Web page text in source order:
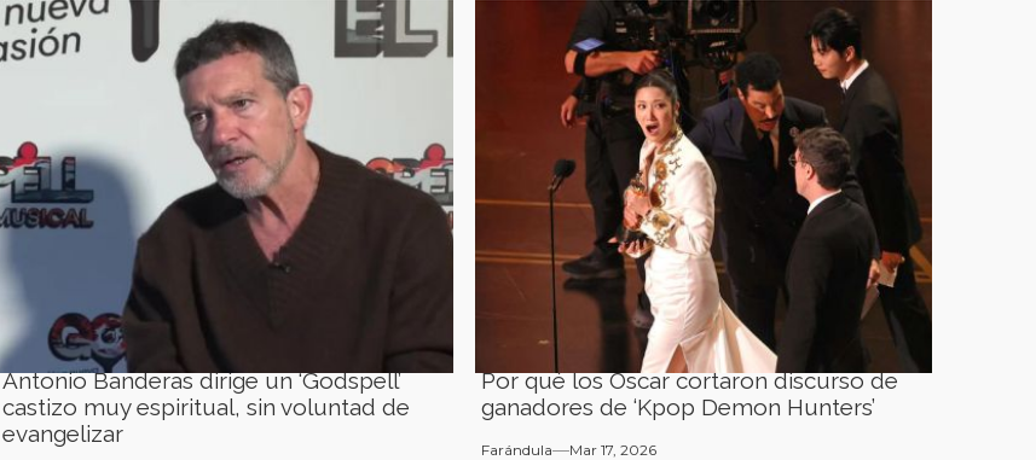
Antonio Banderas dirige un ‘Godspell’
castizo muy espiritual, sin voluntad de
evangelizar
Por qué los Oscar cortaron discurso de
ganadores de ‘Kpop Demon Hunters’
Farándula Mar 17, 2026